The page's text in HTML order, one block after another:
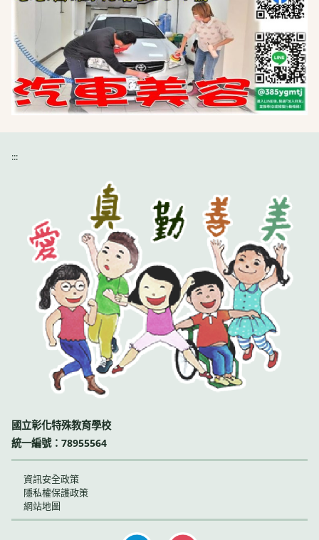
:::
國立彰化特殊教育學校
統一編號：78955564
資訊安全政策
隱私權保護政策
網站地圖